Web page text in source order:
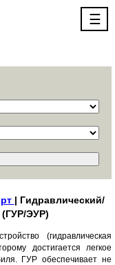
☰
| Гидравлический/
(ГУР/ЭУР)
(гидравлическая
достигается легкое
ГУР обеспечивает не